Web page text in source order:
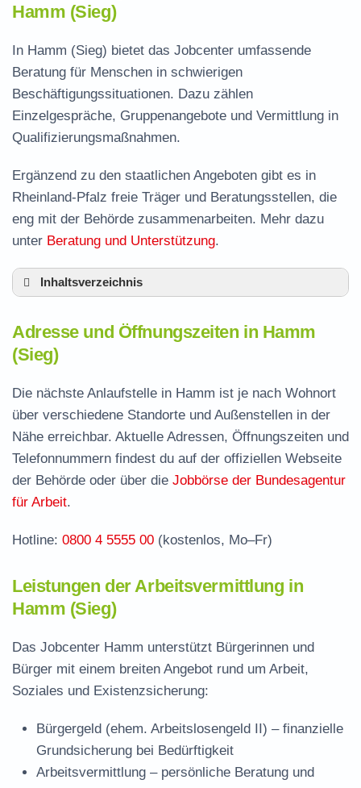
Hamm (Sieg)
In Hamm (Sieg) bietet das Jobcenter umfassende
Beratung für Menschen in schwierigen
Beschäftigungssituationen. Dazu zählen
Einzelgespräche, Gruppenangebote und Vermittlung in
Qualifizierungsmaßnahmen.
Ergänzend zu den staatlichen Angeboten gibt es in
Rheinland-Pfalz freie Träger und Beratungsstellen, die
eng mit der Behörde zusammenarbeiten. Mehr dazu
unter Beratung und Unterstützung.
Inhaltsverzeichnis
Leistungen der Arbeitsvermittlung in Hamm
Termin vereinbaren und Bürgergeld beantragen
Jobcenter Altenkirchen (Westerwald) –
zuständige Stelle
Stellenangebote und Jobbörse in Hamm
Häufige Fragen rund ums Jobcenter
Adresse und Öffnungszeiten in Hamm
(Sieg)
Die nächste Anlaufstelle in Hamm ist je nach Wohnort
über verschiedene Standorte und Außenstellen in der
Nähe erreichbar. Aktuelle Adressen, Öffnungszeiten und
Telefonnummern findest du auf der offiziellen Webseite
der Behörde oder über die Jobbörse der Bundesagentur
für Arbeit.
Hotline: 0800 4 5555 00 (kostenlos, Mo–Fr)
Leistungen der Arbeitsvermittlung in
Hamm (Sieg)
Das Jobcenter Hamm unterstützt Bürgerinnen und
Bürger mit einem breiten Angebot rund um Arbeit,
Soziales und Existenzsicherung:
Bürgergeld (ehem. Arbeitslosengeld II) – finanzielle
Grundsicherung bei Bedürftigkeit
Arbeitsvermittlung – persönliche Beratung und